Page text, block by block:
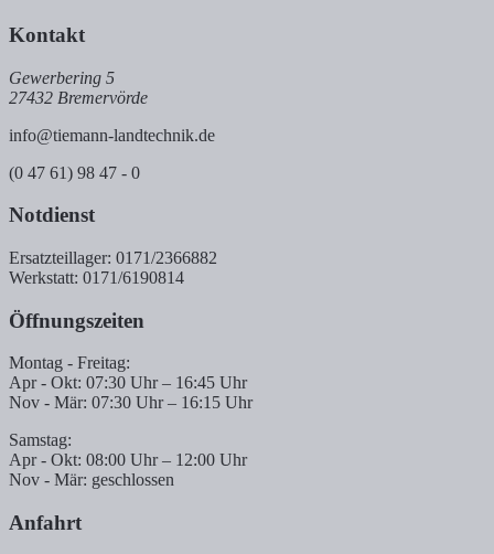
Kontakt
Gewerbering 5
27432 Bremervörde
info@tiemann-landtechnik.de
(0 47 61) 98 47 - 0
Notdienst
Ersatzteillager: 0171/2366882
Werkstatt: 0171/6190814
Öffnungszeiten
Montag - Freitag:
Apr - Okt: 07:30 Uhr – 16:45 Uhr
Nov - Mär: 07:30 Uhr – 16:15 Uhr
Samstag:
Apr - Okt: 08:00 Uhr – 12:00 Uhr
Nov - Mär: geschlossen
Anfahrt